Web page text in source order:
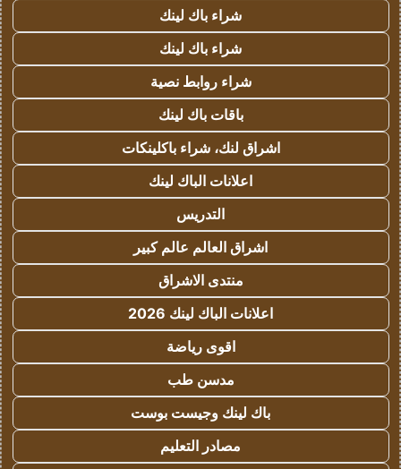
شراء باك لينك
شراء باك لينك
شراء روابط نصية
باقات باك لينك
اشراق لنك، شراء باكلينكات
اعلانات الباك لينك
التدريس
اشراق العالم عالم كبير
منتدى الاشراق
اعلانات الباك لينك 2026
اقوى رياضة
مدسن طب
باك لينك وجيست بوست
مصادر التعليم